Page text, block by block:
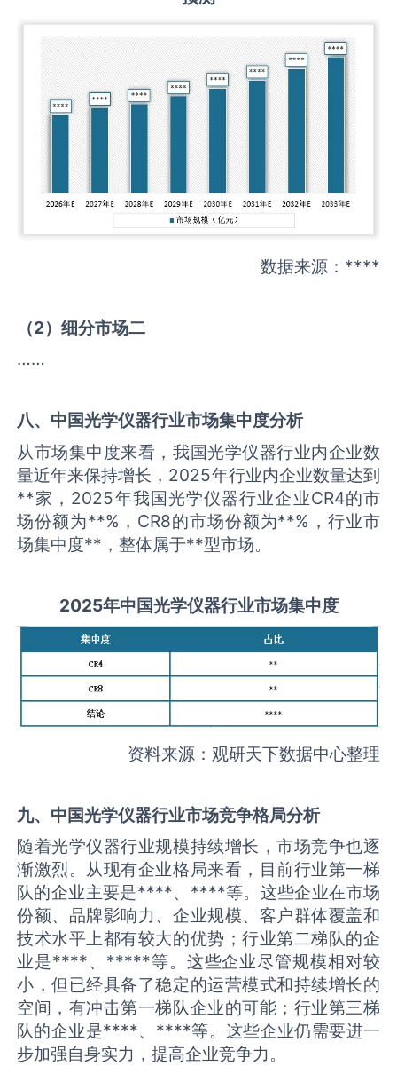
数据来源：****
（2）细分市场二
……
八、中国光学仪器行业市场集中度分析
从市场集中度来看，我国光学仪器行业内企业数
量近年来保持增长，2025年行业内企业数量达到
**家，2025年我国光学仪器行业企业CR4的市
场份额为**%，CR8的市场份额为**%，行业市
场集中度**，整体属于**型市场。
2025年中国光学仪器行业市场集中度
资料来源：观研天下数据中心整理
九、中国光学仪器行业市场竞争格局分析
随着光学仪器行业规模持续增长，市场竞争也逐
渐激烈。从现有企业格局来看，目前行业第一梯
队的企业主要是****、****等。这些企业在市场
份额、品牌影响力、企业规模、客户群体覆盖和
技术水平上都有较大的优势；行业第二梯队的企
业是****、*****等。这些企业尽管规模相对较
小，但已经具备了稳定的运营模式和持续增长的
空间，有冲击第一梯队企业的可能；行业第三梯
队的企业是****、****等。这些企业仍需要进一
步加强自身实力，提高企业竞争力。